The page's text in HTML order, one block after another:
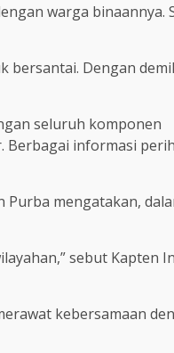
warga binaannya.
bersantai. Dengan
seluruh komponen
Berbagai informasi
Purba mengatakan,
sebut Kapten
kebersamaan